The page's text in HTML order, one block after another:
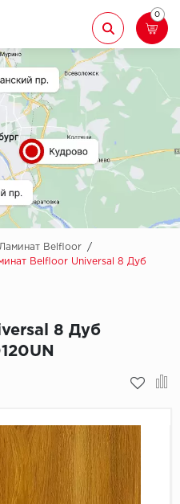
Назад
Aberhof
Adelar
Alfa
AllureFloor
Alpine floor
Bonkeel
Classen
CorkArt Vinyl
0
Ламинат Belfloor
/
Belfloor Universal 8 Дуб
8 Дуб